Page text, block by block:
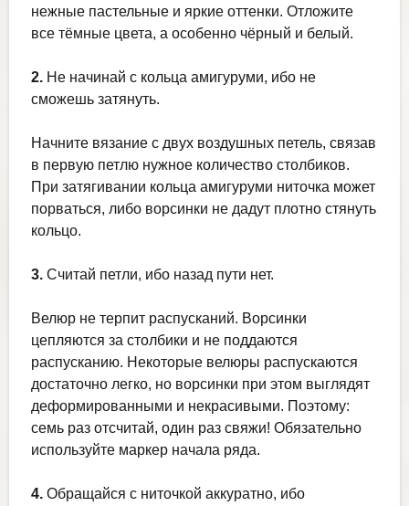
нежные пастельные и яркие оттенки. Отложите
все тёмные цвета, а особенно чёрный и белый.
2. Не начинай с кольца амигуруми, ибо не
сможешь затянуть.
Начните вязание с двух воздушных петель, связав
в первую петлю нужное количество столбиков.
При затягивании кольца амигуруми ниточка может
порваться, либо ворсинки не дадут плотно стянуть
кольцо.
3. Считай петли, ибо назад пути нет.
Велюр не терпит распусканий. Ворсинки
цепляются за столбики и не поддаются
распусканию. Некоторые велюры распускаются
достаточно легко, но ворсинки при этом выглядят
деформированными и некрасивыми. Поэтому:
семь раз отсчитай, один раз свяжи! Обязательно
используйте маркер начала ряда.
4. Обращайся с ниточкой аккуратно, ибо